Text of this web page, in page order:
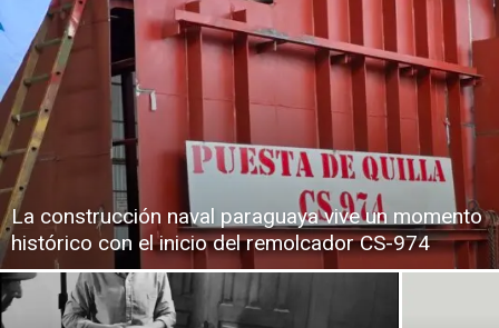
La construcción naval paraguaya vive un momento
histórico con el inicio del remolcador CS-974